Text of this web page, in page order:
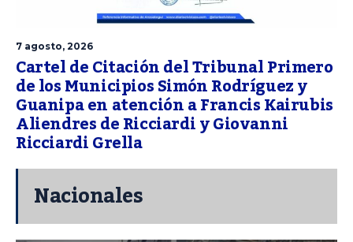
7 agosto, 2026
Cartel de Citación del Tribunal Primero
de los Municipios Simón Rodríguez y
Guanipa en atención a Francis Kairubis
Aliendres de Ricciardi y Giovanni
Ricciardi Grella
Nacionales